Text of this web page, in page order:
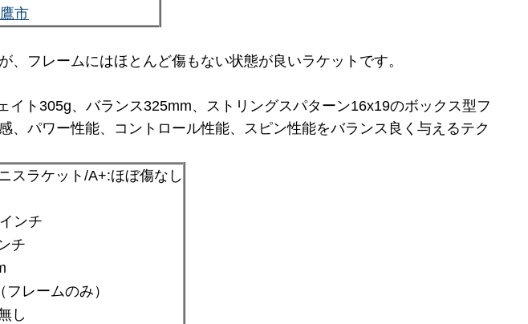
市
、フレームにはほとんど傷もない状態が良いラケットです。
イト305g、バランス325mm、ストリングスパターン16x19のボックス型フ
、パワー性能、コントロール性能、スピン性能をバランス良く与えるテク
スラケット/A+:ほぼ傷なし
ンチ
チ
フレームのみ）
し